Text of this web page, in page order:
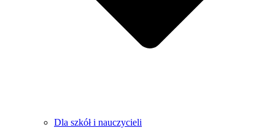
Dla szkół i nauczycieli